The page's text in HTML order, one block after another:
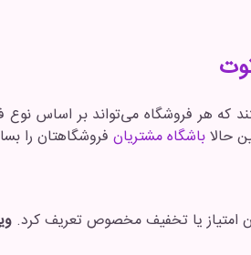
که هر فروشگاه می‌تواند بر اساس نوع
حالاباشگاه مشتریان فروشگاهتان را
امتیاز یا تخفیف مخصوص تعریف کرد.